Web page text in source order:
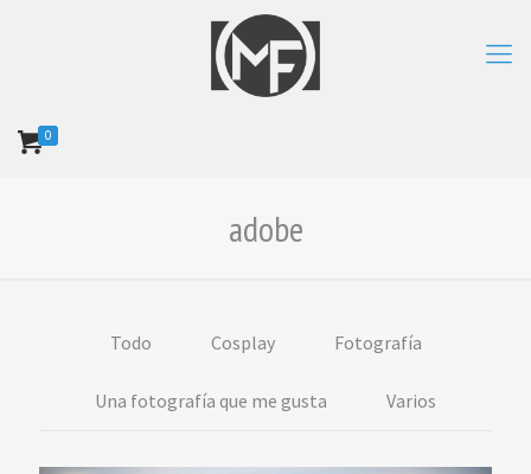
0
adobe
Todo Cosplay Fotografía
Una fotografía que me gusta Varios